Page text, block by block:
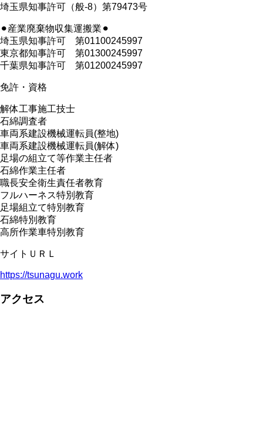
埼玉県知事許可（般-8）第79473号
⚫︎産業廃棄物収集運搬業⚫︎
埼玉県知事許可 第01100245997
東京都知事許可 第01300245997
千葉県知事許可 第01200245997
免許・資格
解体工事施工技士
石綿調査者
車両系建設機械運転員(整地)
車両系建設機械運転員(解体)
足場の組立て等作業主任者
石綿作業主任者
職長安全衛生責任者教育
フルハーネス特別教育
足場組立て特別教育
石綿特別教育
高所作業車特別教育
サイトＵＲＬ
https://tsunagu.work
アクセス